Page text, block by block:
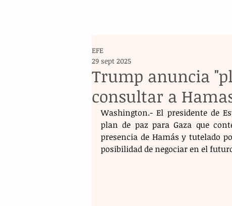
Trump anuncia
consultar a
EFE
29 sept 2025
Washington.- El presidente de
plan de paz para Gaza que
presencia de Hamás y tutelado
posibilidad de negociar en el